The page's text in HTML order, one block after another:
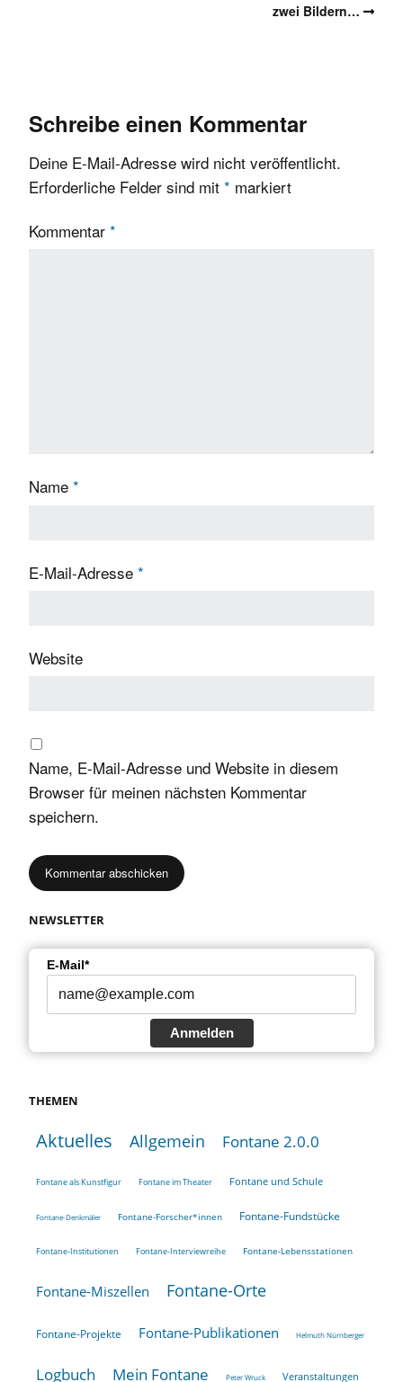
zwei Bildern…
Schreibe einen Kommentar
Deine E-Mail-Adresse wird nicht veröffentlicht.
Erforderliche Felder sind mit * markiert
Kommentar *
Name *
E-Mail-Adresse *
Website
Name, E-Mail-Adresse und Website in diesem
Browser für meinen nächsten Kommentar
speichern.
NEWSLETTER
E-Mail*
Anmelden
THEMEN
Aktuelles Allgemein Fontane 2.0.0
Fontane als Kunstfigur Fontane im Theater Fontane und Schule
Fontane-Denkmäler Fontane-Forscher*innen Fontane-Fundstücke
Fontane-Institutionen Fontane-Interviewreihe Fontane-Lebensstationen
Fontane-Miszellen Fontane-Orte
Fontane-Projekte Fontane-Publikationen Helmuth Nürnberger
Logbuch Mein Fontane Peter Wruck Veranstaltungen